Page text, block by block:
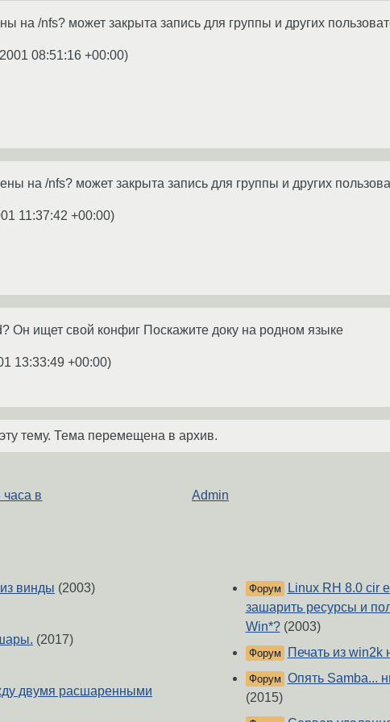
на /nfs? может закрыта запись для группы и других
08:51:16 +00:00)
на /nfs? может закрыта запись для группы и других
11:37:42 +00:00)
Он ищет свой конфиг Поскажите доку на родном языке
13:33:49 +00:00)
тему. Тема перемещена в архив.
часа в
Admin
винды (2003)
(2017)
двумя расшаренными
Форум
Linux RH 8.0 cir
зашарить ресурсы и
Win*?(2003)
Форум Печать из win2k
Форум Опять Samba...
(2015)